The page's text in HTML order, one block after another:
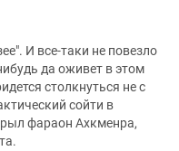
И все-таки не повезло
да оживет в этом
столкнуться не с
сойти в
фараон Ахкменра,